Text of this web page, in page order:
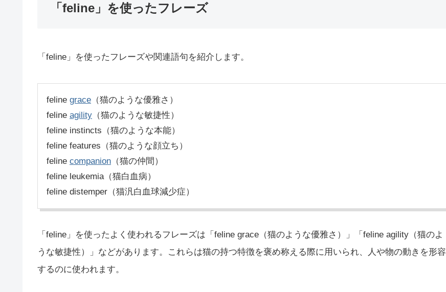
「feline」を使ったフレーズ
「feline」を使ったフレーズや関連語句を紹介します。
feline grace （猫のような優雅さ）
feline agility （猫のような敏捷性）
feline instincts（猫のような本能）
feline features（猫のような顔立ち）
feline companion （猫の仲間）
feline leukemia（猫白血病）
feline distemper（猫汎白血球減少症）
「feline」を使ったよく使われるフレーズは「feline grace（猫のような優雅さ）」「feline agility（猫のよ
うな敏捷性）」などがあります。これらは猫の持つ特徴を褒め称える際に用いられ、人や物の動きを形容
するのに使われます。